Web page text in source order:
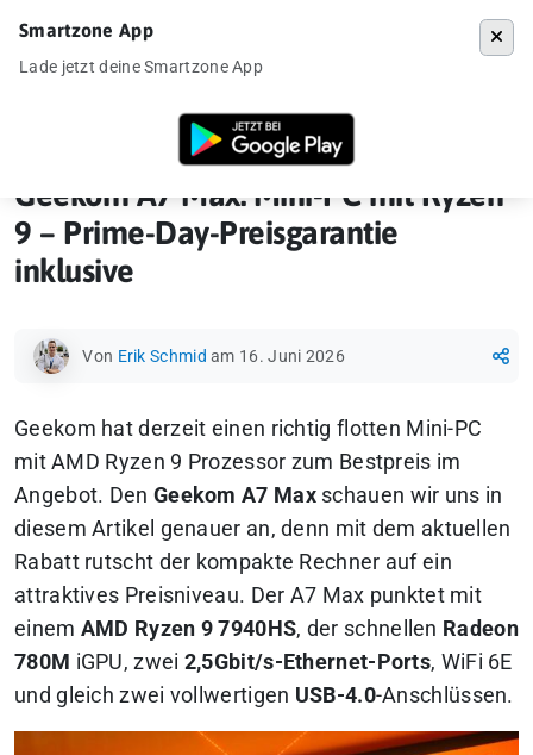
»Mini-PC»Geekom A7 Max: Mini-PC mit Ryzen
Geekom A7 Max: Mini-PC mit Ryzen
9 – Prime-Day-Preisgarantie
inklusive
Von Erik Schmid am 16. Juni 2026
Geekom hat derzeit einen richtig flotten Mini-PC
mit AMD Ryzen 9 Prozessor zum Bestpreis im
Angebot. Den Geekom A7 Maxschauen wir uns in
diesem Artikel genauer an, denn mit dem aktuellen
Rabatt rutscht der kompakte Rechner auf ein
attraktives Preisniveau. Der A7 Max punktet mit
einem AMD Ryzen 9 7940HS, der schnellen Radeon
780M iGPU, zwei 2,5Gbit/s-Ethernet-Ports, WiFi 6E
und gleich zwei vollwertigen USB-4.0-Anschlüssen.
Smartzone App
Lade jetzt deine Smartzone App